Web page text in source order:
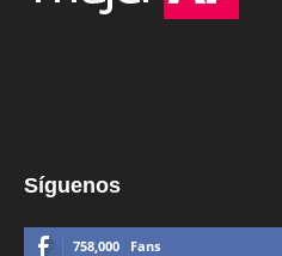
Síguenos
758,000 Fans